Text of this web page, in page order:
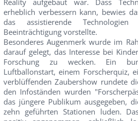
Reality aufgebaut war. Dass
erheblich verbessern kann, bewies
das assistierende
Beeinträchtigung vorstellte.
Besonderes Augenmerk wurde im
darauf gelegt, das Interesse bei
Forschung zu wecken. Ein
Luftballonstart, einem Forscherquiz,
verblüffenden Zaubershow rundete
den Infoständen wurden
das jüngere Publikum ausgegeben,
zehn geführten Stationen luden.